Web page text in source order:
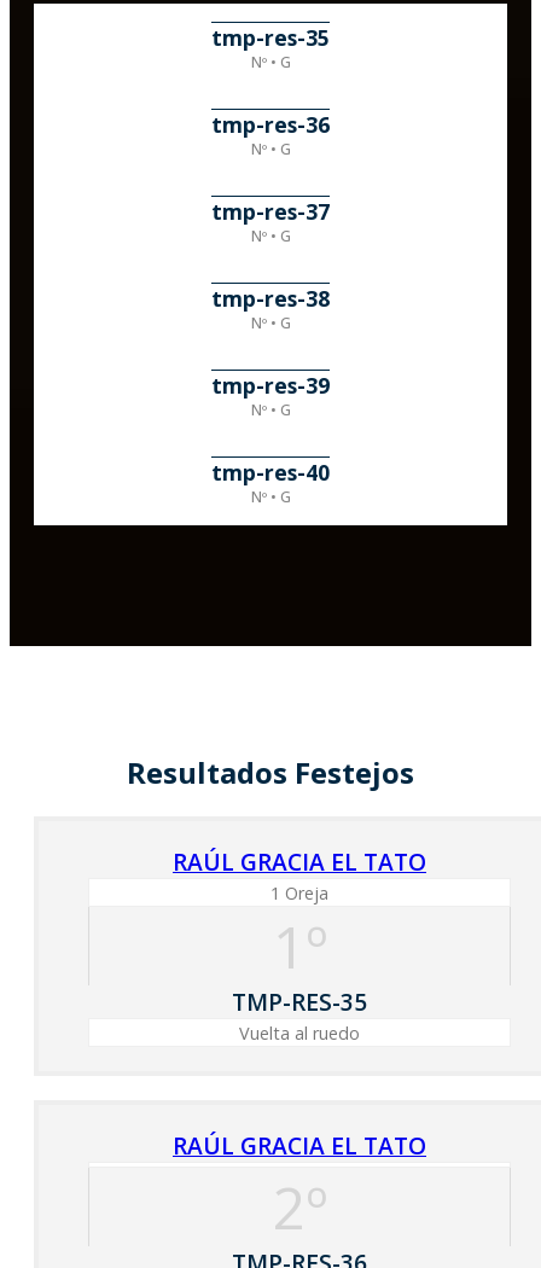
tmp-res-35
Nº • G
tmp-res-36
Nº • G
tmp-res-37
Nº • G
tmp-res-38
Nº • G
tmp-res-39
Nº • G
tmp-res-40
Nº • G
Resultados Festejos
RAÚL GRACIA EL TATO
1 Oreja
1º
Vuelta al ruedo
TMP-RES-35
RAÚL GRACIA EL TATO
2º